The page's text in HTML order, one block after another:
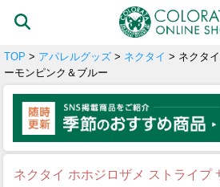
TOP > アパレルグッズ > ネクタイ > ネクタ
ーモンピンク＆ブルー
ネクタイ ホホジロザメ ストライプ